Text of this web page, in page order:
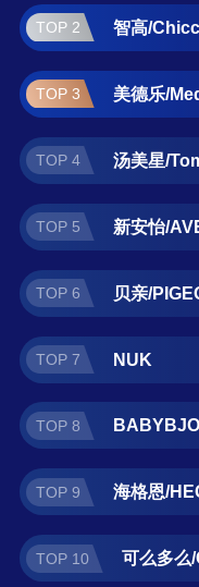
星/Tommee Tippee、
亲/PIGEON、NUK、
恩/HEGEN、可么多
在查找安抚用品什么
十大品牌榜单可供您
于用最真实的用户数
TOP 2 智高/
TOP 3 美德乐/
TOP 4 汤美星/
TOP 5 新安怡/
TOP 6 贝亲/
TOP 7 NUK
TOP 8
TOP 9 海格恩/
TOP 10 可么多么